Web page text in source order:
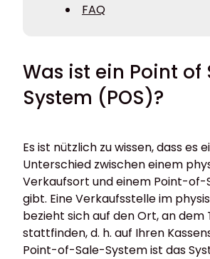
FAQ
Was ist ein Point of
System (POS)?
Es ist nützlich zu wissen, dass es
Unterschied zwischen einem
Verkaufsort und einem Point-of-
gibt. Eine Verkaufsstelle im
bezieht sich auf den Ort, an dem
stattfinden, d. h. auf Ihren
Point-of-Sale-System ist das